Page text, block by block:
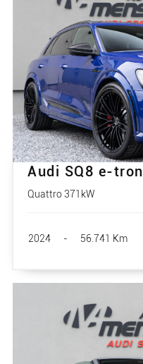
Audi SQ8 e-tron
Quattro 371kW
2024 - 56.741 Km